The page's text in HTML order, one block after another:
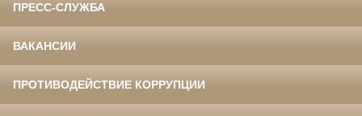
ПРЕСС-СЛУЖБА
ВАКАНСИИ
ПРОТИВОДЕЙСТВИЕ КОРРУПЦИИ